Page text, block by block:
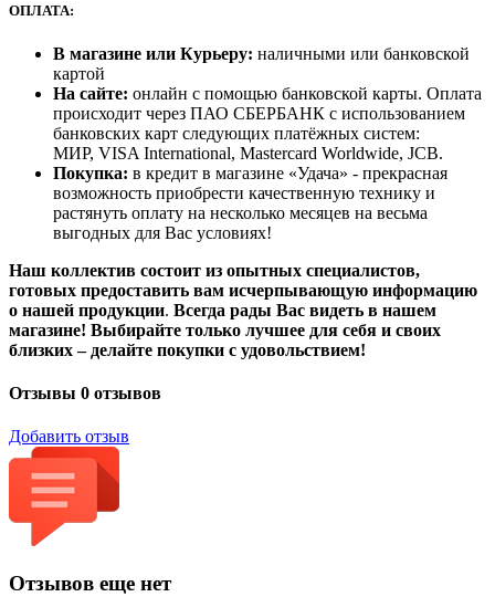
ОПЛАТА:
В магазине или Курьеру: наличными или банковской
картой
На сайте: онлайн с помощью банковской карты. Оплата
происходит через ПАО СБЕРБАНК с использованием
банковских карт следующих платёжных систем:
МИР, VISA International, Mastercard Worldwide, JCB.
Покупка: в кредит в магазине «Удача» - прекрасная
возможность приобрести качественную технику и
растянуть оплату на несколько месяцев на весьма
выгодных для Вас условиях!
Наш коллектив состоит из опытных специалистов,
готовых предоставить вам исчерпывающую информацию
о нашей продукции. Всегда рады Вас видеть в нашем
магазине! Выбирайте только лучшее для себя и своих
близких – делайте покупки с удовольствием!
Отзывы 0 отзывов
Добавить отзыв
Отзывов еще нет